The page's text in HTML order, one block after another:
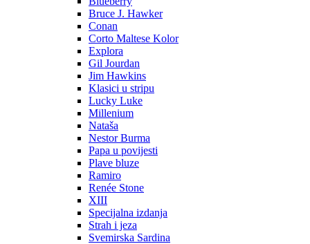
Bruce J. Hawker
Conan
Corto Maltese Kolor
Explora
Gil Jourdan
Jim Hawkins
Klasici u stripu
Lucky Luke
Millenium
Nataša
Nestor Burma
Papa u povijesti
Plave bluze
Ramiro
Renée Stone
XIII
Specijalna izdanja
Strah i jeza
Svemirska Sardina